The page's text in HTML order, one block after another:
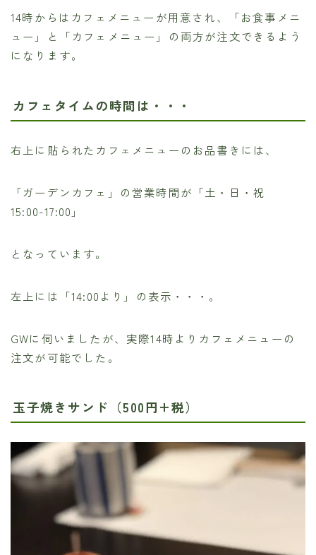
14時からはカフェメニューが用意され、「お食事メニ
ュー」と「カフェメニュー」の両方が注文できるよう
になります。
カフェタイムの時間は・・・
右上に貼られたカフェメニューのお品書きには、
「ガーデンカフェ」の営業時間が「土・日・祝
15:00-17:00」
となっています。
左上には「14:00より」の表示・・・。
GWに伺いましたが、実際14時よりカフェメニューの
注文が可能でした。
玉子焼きサンド（500円+税）